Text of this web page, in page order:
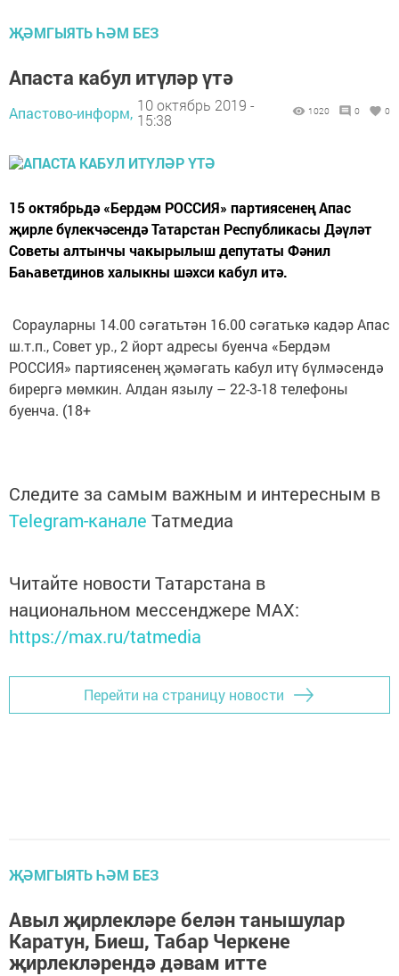
ҖӘМГЫЯТЬ ҺӘМ БЕЗ
Апаста кабул итүләр үтә
Апастово-информ, 10 октябрь 2019 -
15:38
1020 0 0
15 октябрьдә «Бердәм РОССИЯ» партиясенең Апас
җирле бүлекчәсендә Татарстан Республикасы Дәүләт
Советы алтынчы чакырылыш депутаты Фәнил
Баһаветдинов халыкны шәхси кабул итә.
Сорауларны 14.00 сәгатьтән 16.00 сәгатькә кадәр Апас
ш.т.п., Совет ур., 2 йорт адресы буенча «Бердәм
РОССИЯ» партиясенең җәмәгать кабул итү бүлмәсендә
бирергә мөмкин. Алдан язылу – 22-3-18 телефоны
буенча. (18+
Следите за самым важным и интересным в
Telegram-канале Татмедиа
Читайте новости Татарстана в
национальном мессенджере MАХ:
https://max.ru/tatmedia
Перейти на страницу новости
ҖӘМГЫЯТЬ ҺӘМ БЕЗ
Авыл җирлекләре белән танышулар
Каратун, Биеш, Табар Черкене
җирлекләрендә дәвам итте